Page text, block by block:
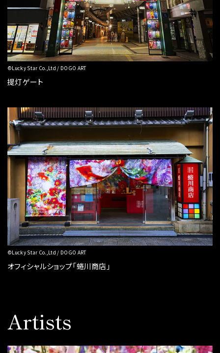
©Lucky Star Co.,Ltd / DOGO ART
提灯ゲート
©Lucky Star Co.,Ltd / DOGO ART
オフィシャルショップ「蜷川商店」
Artists